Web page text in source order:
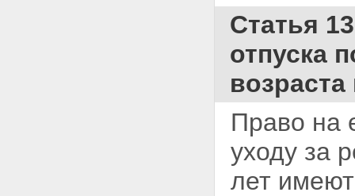
Статья
отпуска
Право на
уходу за
лет